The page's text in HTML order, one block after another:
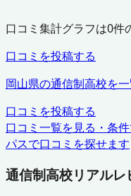
口コミ集計グラフは0件
口コミを投稿する
岡山県の通信制高校を
口コミを投稿する
口コミ一覧を見る・条
パスで口コミを探せます
通信制高校リアルレ